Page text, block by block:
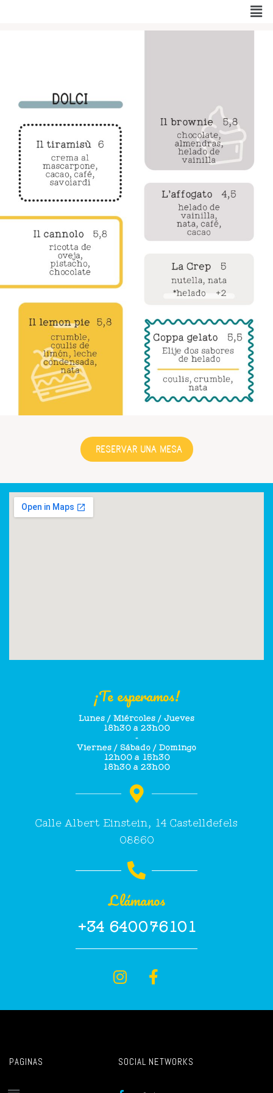
RESERVAR UNA MESA
¡Te esperamos!
Lunes / Miércoles / Jueves
18h30 a 23h00
-
Viernes / Sábado / Domingo
12h00 a 15h30
18h30 a 23h00
Calle Albert Einstein, 14 Castelldefels
08860
Llámanos
+34 640076101
SOCIAL NETWORKS
PAGINAS